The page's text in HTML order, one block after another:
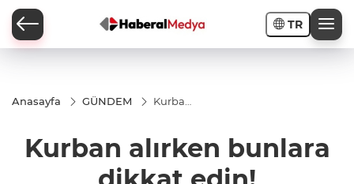
TR
Anasayfa GÜNDEM
Kurban
dikkat
edin!
Kurban alırken bunlara